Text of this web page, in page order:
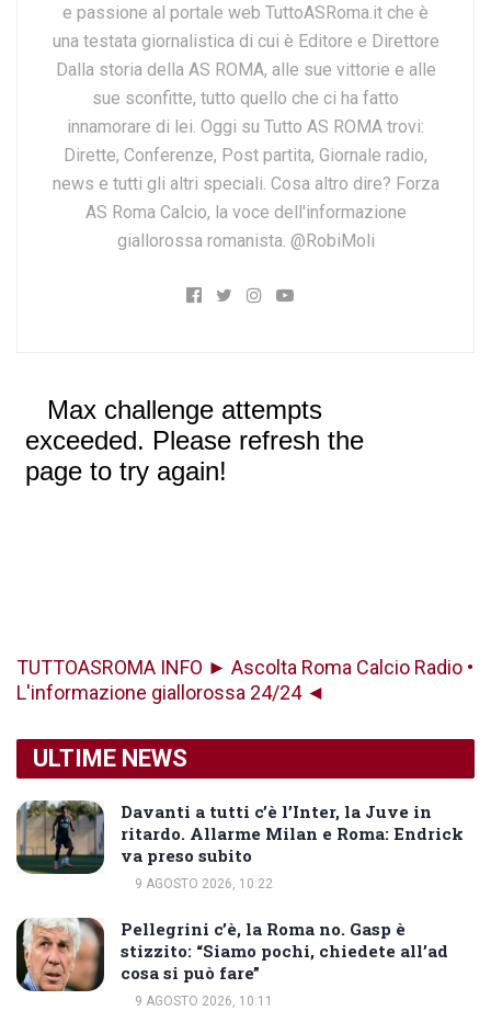
e passione al portale web TuttoASRoma.it che è
una testata giornalistica di cui è Editore e Direttore
Dalla storia della AS ROMA, alle sue vittorie e alle
sue sconfitte, tutto quello che ci ha fatto
innamorare di lei. Oggi su Tutto AS ROMA trovi:
Dirette, Conferenze, Post partita, Giornale radio,
news e tutti gli altri speciali. Cosa altro dire? Forza
AS Roma Calcio, la voce dell'informazione
giallorossa romanista. @RobiMoli
TUTTOASROMA INFO ► Ascolta Roma Calcio Radio •
L'informazione giallorossa 24/24 ◄
ULTIME NEWS
Davanti a tutti c’è l’Inter, la Juve in
ritardo. Allarme Milan e Roma: Endrick
va preso subito
9 AGOSTO 2026, 10:22
Pellegrini c’è, la Roma no. Gasp è
stizzito: “Siamo pochi, chiedete all’ad
cosa si può fare”
9 AGOSTO 2026, 10:11